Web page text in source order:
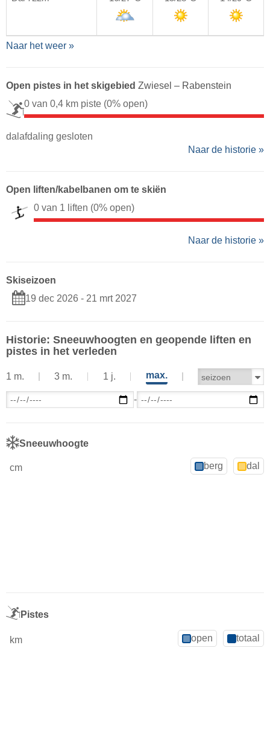
Naar het weer »
Open pistes in het skigebied Zwiesel – Rabenstein
0 van 0,4 km piste (0% open)
dalafdaling gesloten
Naar de historie »
Open liften/kabelbanen om te skiën
0 van 1 liften (0% open)
Naar de historie »
Skiseizoen
19 dec 2026 - 21 mrt 2027
Historie: Sneeuwhoogten en geopende liften en
pistes in het verleden
1 m. 3 m. 1 j. max.
-
Sneeuwhoogte
cm berg dal
Pistes
km open totaal